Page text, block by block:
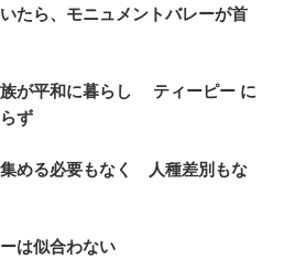
たら、モニュメントバレーが首
が平和に暮らし ティーピー に
ず
める必要もなく 人種差別もな
は似合わない